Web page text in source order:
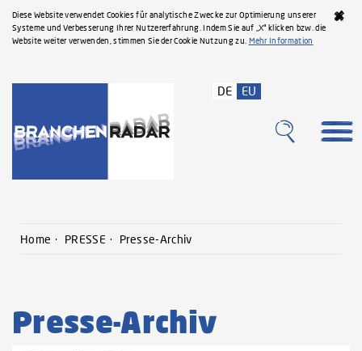
Diese Website verwendet Cookies für analytische Zwecke zur Optimierung unserer
Systeme und Verbesserung Ihrer Nutzererfahrung. Indem Sie auf „X“ klicken bzw. die
Website weiter verwenden, stimmen Sie der Cookie Nutzung zu. Mehr Information
DE EU
Home PRESSE Presse-Archiv
Presse-Archiv